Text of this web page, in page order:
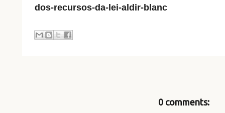
dos-recursos-da-lei-aldir-blanc
0 comments: